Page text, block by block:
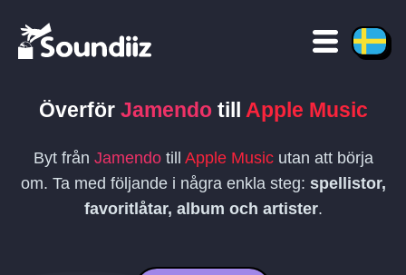
Överför Jamendotill Apple Music
Byt från Jamendotill Apple Musicutan att börja
om. Ta med följande i några enkla steg: spellistor,
favoritlåtar, album och artister.